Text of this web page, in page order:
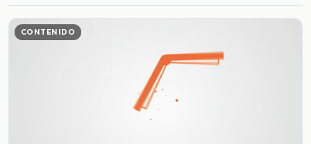
CONTENIDO